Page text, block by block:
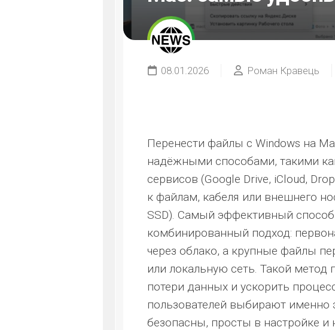
08.01.2026 Роман Кравець
Перенести файлы с Windows на
надёжными способами, такими
сервисов (Google Drive, iCloud,
к файлам, кабеля или внешнего
SSD). Самый эффективный
комбинированный подход:
через облако, а крупные файлы
или локальную сеть. Такой
потери данных и ускорить
пользователей выбирают именно
безопасны, просты в настройке и